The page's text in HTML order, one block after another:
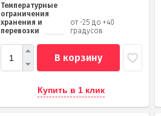
Температурные
ограничения
хранения и
перевозки
от -25 до +40
градусов
В корзину
Купить в 1 клик